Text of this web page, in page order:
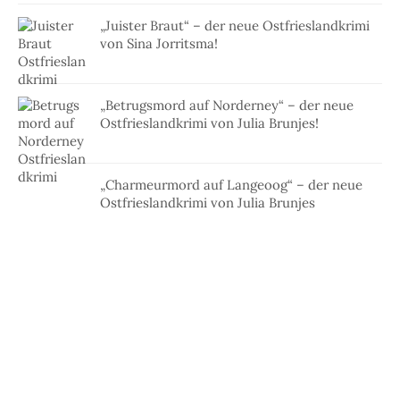
„Juister Braut“ – der neue Ostfrieslandkrimi
von Sina Jorritsma!
„Betrugsmord auf Norderney“ – der neue
Ostfrieslandkrimi von Julia Brunjes!
„Charmeurmord auf Langeoog“ – der neue
Ostfrieslandkrimi von Julia Brunjes